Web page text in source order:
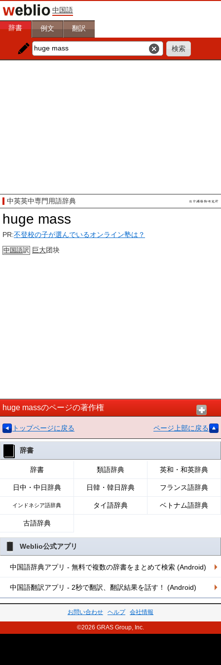
中国語
辞書 例文 翻訳
中英英中専門用語辞典
huge mass
PR:不登校の子が選んでいるオンライン塾は？
中国語訳 巨大团块
huge massのページの著作権
トップページに戻る ページ上部に戻る
辞書
辞書 類語辞典 英和・和英辞典
日中・中日辞典 日韓・韓日辞典 フランス語辞典
インドネシア語辞典 タイ語辞典 ベトナム語辞典
古語辞典
Weblio公式アプリ
中国語辞典アプリ - 無料で複数の辞書をまとめて検索 (Android)
中国語翻訳アプリ - 2秒で翻訳、翻訳結果を話す！ (Android)
お問い合わせ ヘルプ 会社情報
©2026 GRAS Group, Inc.